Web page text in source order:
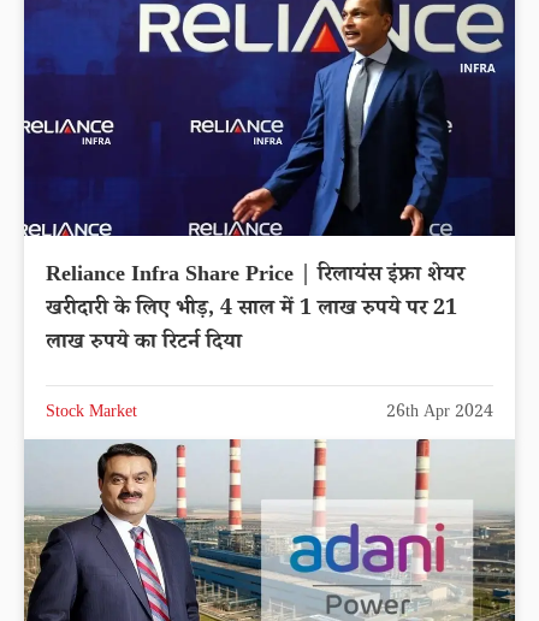
Reliance Infra Share Price | रिलायंस इंफ्रा शेयर
खरीदारी के लिए भीड़, 4 साल में 1 लाख रुपये पर 21
लाख रुपये का रिटर्न दिया
Stock Market 26th Apr 2024